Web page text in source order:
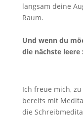
langsam deine
Raum.
Und wenn du
die nächste leere
Ich freue mich,
bereits mit
die